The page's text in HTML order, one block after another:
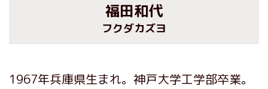
福田和代
フクダカズヨ
1967年兵庫県生まれ。神戸大学工学部卒業。